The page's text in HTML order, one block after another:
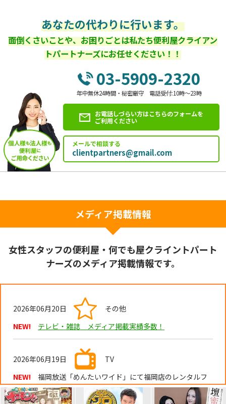
あなたの代わりに行います。
面倒くさいことや、お困りごとは私たち便利屋クライアン
トパートナーズにお任せください！！
03-5909-2320
年中無休24時間・秘密厳守 電話受付:10時～23時
お電話しづらい方はこちらのフォームを
ご利用ください
メールで相談する
clientpartners@gmail.com
メディア掲載情報
女性スタッフの便利屋・何でも屋クライントパート
ナーズのメディア掲載情報です。
2026年06月20日
その他
NEW!
テレビ・雑誌 メディア掲載実績多数！
2026年06月19日
TV
NEW!
福岡放送「めんたいワイド」にて福岡店のレンタルフ
レンドが紹介されました。